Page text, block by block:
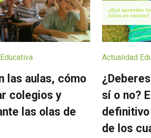
las aulas, cómo
colegios y
las olas de
Actualidad
sí o no?
definitivo
de los